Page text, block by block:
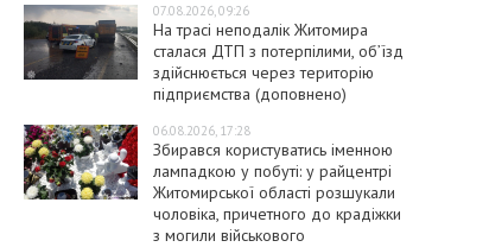
07.08.2026, 09:26
На трасі неподалік Житомира
сталася ДТП з потерпілими, об’їзд
здійснюється через територію
підприємства (доповнено)
06.08.2026, 17:28
Збирався користуватись іменною
лампадкою у побуті: у райцентрі
Житомирської області розшукали
чоловіка, причетного до крадіжки
з могили військового